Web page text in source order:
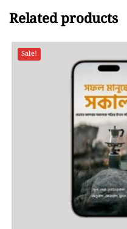
Related products
Sale!